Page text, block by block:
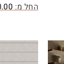
החל מ: